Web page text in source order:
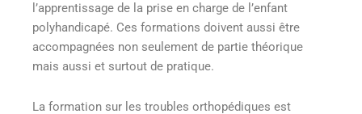
l’apprentissage de la prise en charge de l’enfant
polyhandicapé. Ces formations doivent aussi être
accompagnées non seulement de partie théorique
mais aussi et surtout de pratique.
La formation sur les troubles orthopédiques est